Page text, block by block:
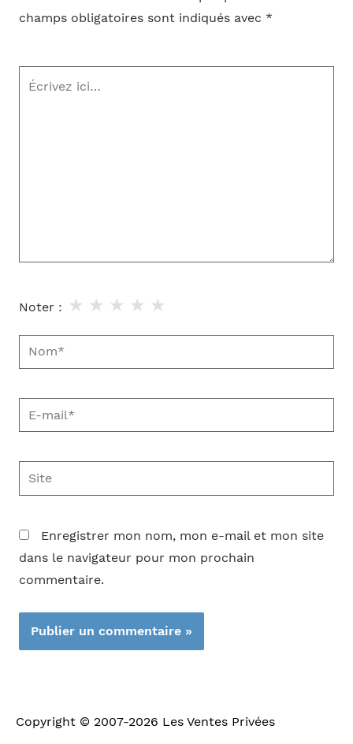
champs obligatoires sont indiqués avec *
Écrivez
Noter : ★
★
★
★
★
Nom*
E-
mail*
Site
Enregistrer mon nom, mon e-mail et mon site
dans le navigateur pour mon prochain
commentaire.
Copyright © 2007-2026 Les Ventes Privées